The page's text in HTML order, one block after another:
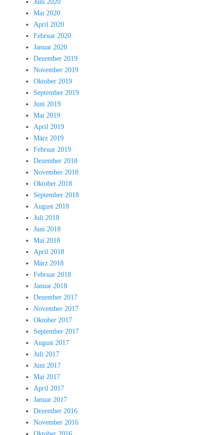
Juni 2020
Mai 2020
April 2020
Februar 2020
Januar 2020
Dezember 2019
November 2019
Oktober 2019
September 2019
Juni 2019
Mai 2019
April 2019
März 2019
Februar 2019
Dezember 2018
November 2018
Oktober 2018
September 2018
August 2018
Juli 2018
Juni 2018
Mai 2018
April 2018
März 2018
Februar 2018
Januar 2018
Dezember 2017
November 2017
Oktober 2017
September 2017
August 2017
Juli 2017
Juni 2017
Mai 2017
April 2017
Januar 2017
Dezember 2016
November 2016